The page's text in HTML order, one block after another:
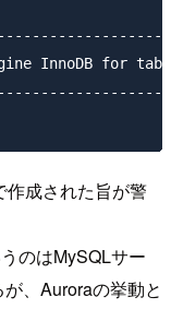
InnoDB for
作成された旨が警
のはMySQLサー
、Auroraの挙動と